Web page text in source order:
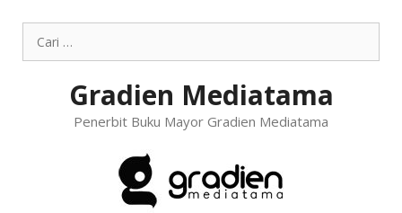
Gradien Mediatama
Penerbit Buku Mayor Gradien Mediatama